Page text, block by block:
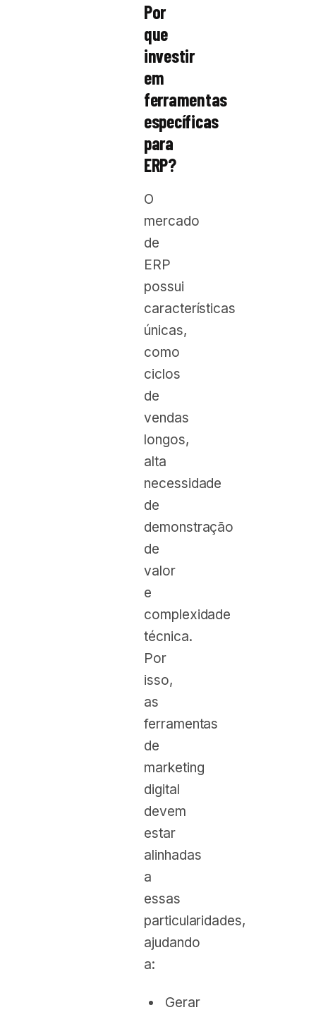
Por
que
investir
em
ferramentas
específicas
para
ERP?
O
mercado
de
ERP
possui
características
únicas,
como
ciclos
de
vendas
longos,
alta
necessidade
de
demonstração
de
valor
e
complexidade
técnica.
Por
isso,
as
ferramentas
de
marketing
digital
devem
estar
alinhadas
a
essas
particularidades,
ajudando
a:
Gerar